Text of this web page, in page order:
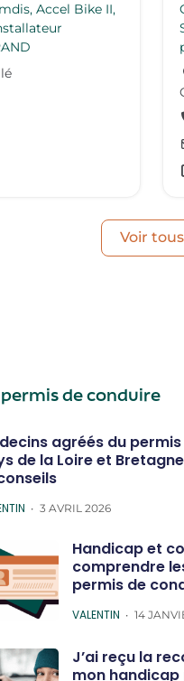
Accel Bike II,
Voir tous
de conduire
agréés du
de la Loire et
3 AVRIL 2026
Handicap et
comprendre
permis de
POSTED
VALENTIN 14
J’ai reçu la
mon